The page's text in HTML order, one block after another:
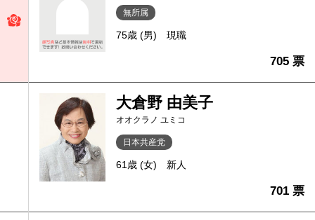
無所属
75歳 (男) 現職
705 票
大倉野 由美子
オオクラノ ユミコ
日本共産党
61歳 (女) 新人
701 票